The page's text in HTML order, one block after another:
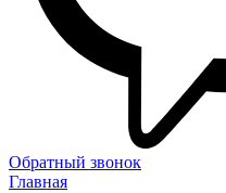
Обратный звонок
Главная